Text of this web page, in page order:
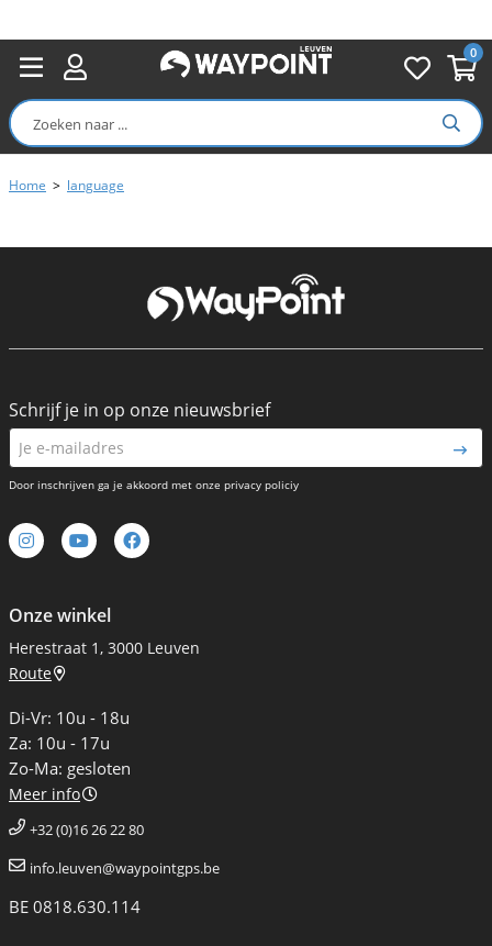
0
Home > language
Onze winkel
Herestraat 1, 3000 Leuven
Route
Di-Vr: 10u - 18u
Za: 10u - 17u
Zo-Ma: gesloten
Meer info
+32 (0)16 26 22 80
info.leuven@waypointgps.be
BE 0818.630.114
Schrijf je in op onze nieuwsbrief
Door inschrijven ga je akkoord met onze privacy policiy